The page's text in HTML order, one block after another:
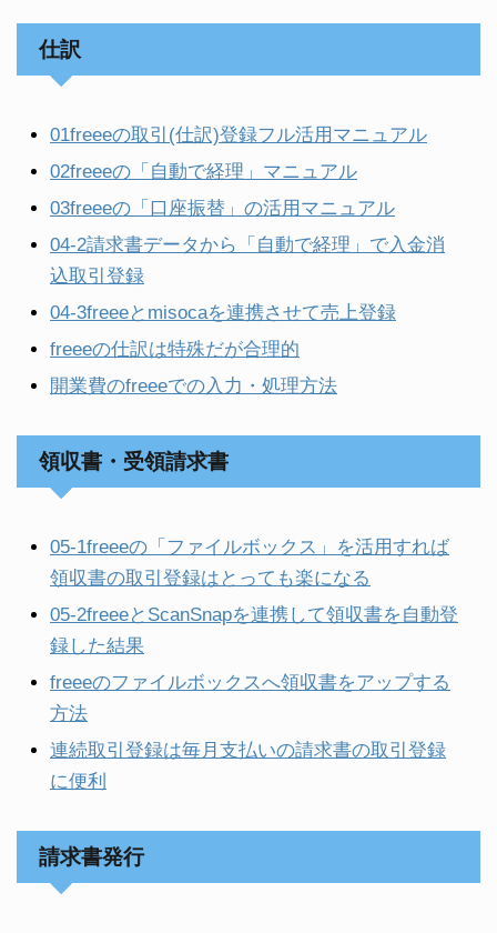
仕訳
01freeeの取引(仕訳)登録フル活用マニュアル
02freeeの「自動で経理」マニュアル
03freeeの「口座振替」の活用マニュアル
04-2請求書データから「自動で経理」で入金消
込取引登録
04-3freeeとmisocaを連携させて売上登録
freeeの仕訳は特殊だが合理的
開業費のfreeeでの入力・処理方法
領収書・受領請求書
05-1freeeの「ファイルボックス」を活用すれば
領収書の取引登録はとっても楽になる
05-2freeeとScanSnapを連携して領収書を自動登
録した結果
freeeのファイルボックスへ領収書をアップする
方法
連続取引登録は毎月支払いの請求書の取引登録
に便利
請求書発行